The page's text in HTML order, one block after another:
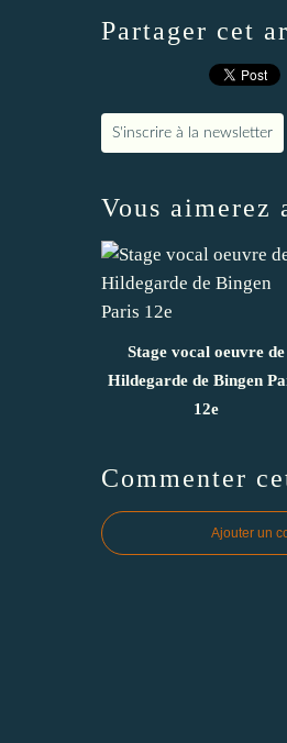
Partager cet
S'inscrire à la newsletter
Vous aimerez
Stage vocal oeuvre de
Hildegarde de Bingen
12e
Commenter
Ajouter un